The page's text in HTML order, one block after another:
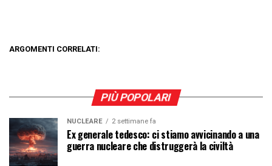
ARGOMENTI CORRELATI:
PIÙ POPOLARI
NUCLEARE 2 settimane fa
Ex generale tedesco: ci stiamo avvicinando a una
guerra nucleare che distruggerà la civiltà